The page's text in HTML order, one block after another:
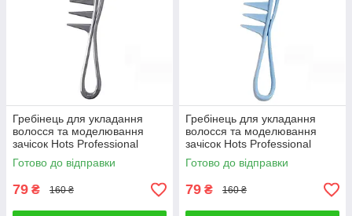
Гребінець для укладання
волосся та моделювання
зачісок Hots Professional
Akula Grey (HP22456-GR)
Готово до відправки
79 ₴ 160 ₴
Гребінець для укладання
волосся та моделювання
зачісок Hots Professional
Akula Blue (HP22456-BL)
Готово до відправки
79 ₴ 160 ₴